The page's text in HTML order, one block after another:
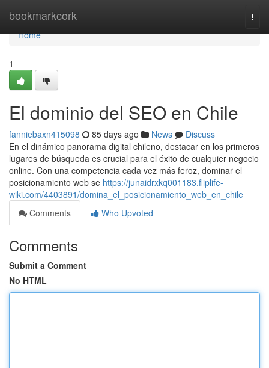
bookmarkcork
Home
Home
1
El dominio del SEO en Chile
fanniebaxn415098 85 days ago News
Discuss
En el dinámico panorama digital chileno, destacar en los primeros
lugares de búsqueda es crucial para el éxito de cualquier negocio
online. Con una competencia cada vez más feroz, dominar el
posicionamiento web se https://junaidrxkq001183.fliplife-
wiki.com/4403891/domina_el_posicionamiento_web_en_chile
Comments
Who Upvoted
Comments
Submit a Comment
No HTML